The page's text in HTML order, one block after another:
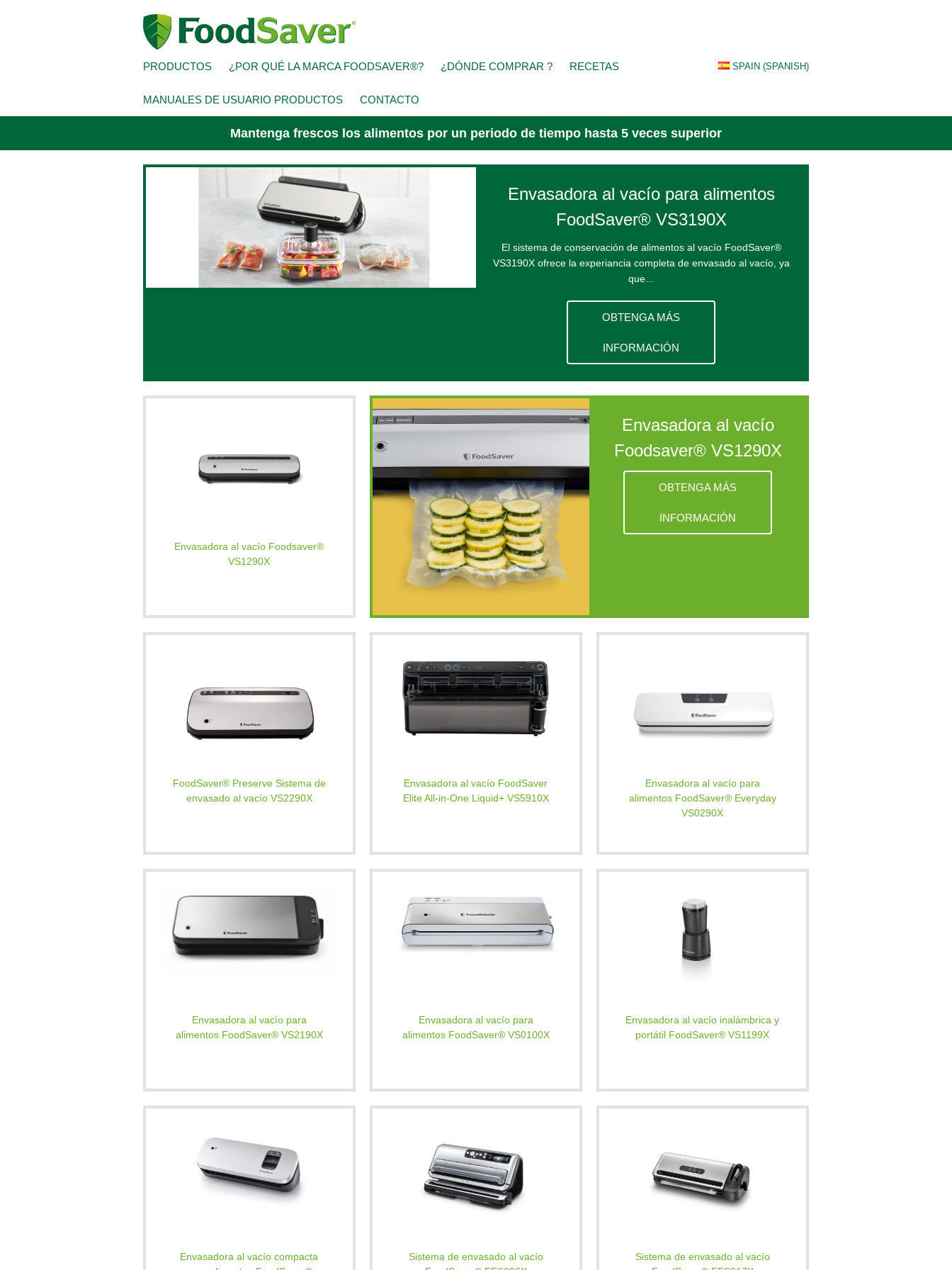
PRODUCTOS ¿POR QUÉ LA MARCA FOODSAVER®? ¿DÓNDE COMPRAR ? RECETAS
MANUALES DE USUARIO PRODUCTOS CONTACTO
SPAIN (SPANISH)
SELECCIONA PAÍS
GERMANY (GERMAN)
EUROPE (ENGLISH)
Mantenga frescos los alimentos por un periodo de tiempo hasta 5 veces superior
Envasadora al vacío para alimentos
FoodSaver® VS3190X
El sistema de conservación de alimentos al vacío FoodSaver®
VS3190X ofrece la experiancia completa de envasado al vacío, ya
que...
OBTENGA MÁS
INFORMACIÓN
Envasadora al vacío
Foodsaver® VS1290X
OBTENGA MÁS
INFORMACIÓN
Envasadora al vacío Foodsaver®
VS1290X
FoodSaver® Preserve Sistema de
envasado al vacío VS2290X
Envasadora al vacío FoodSaver
Elite All-in-One Liquid+ VS5910X
Envasadora al vacío para
alimentos FoodSaver® Everyday
VS0290X
Envasadora al vacío para
alimentos FoodSaver® VS2190X
Envasadora al vacío para
alimentos FoodSaver® VS0100X
Envasadora al vacío inalámbrica y
portátil FoodSaver® VS1199X
Envasadora al vacío compacta
Sistema de envasado al vacío
Sistema de envasado al vacío